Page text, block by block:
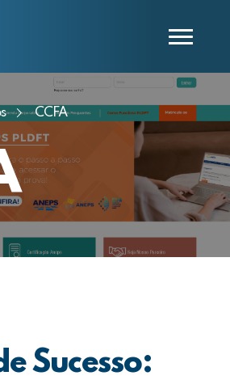
COMERCIAL
CCFA
Sucesso: